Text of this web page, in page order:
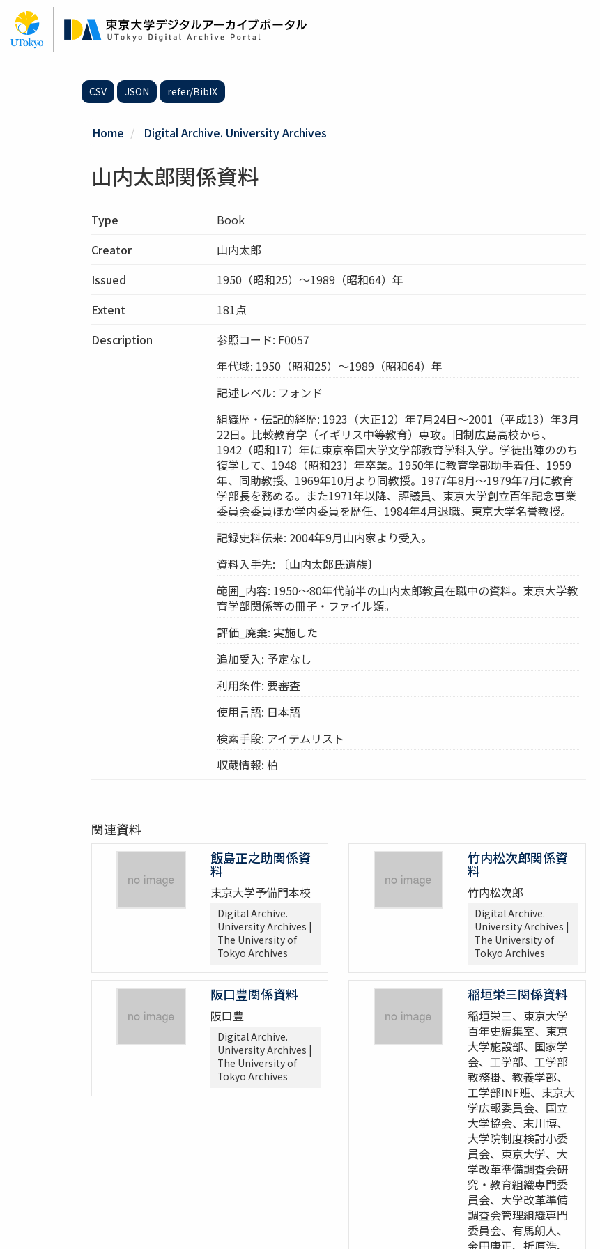
Skip
main
content
CSV JSON refer/BibIX
Home Digital Archive. University Archives
山内太郎関係資料
Type
Book
Creator
山内太郎
Issued
1950（昭和25）～1989（昭和64）年
Extent
181点
Description
参照コード: F0057
年代域: 1950（昭和25）～1989（昭和64）年
記述レベル: フォンド
組織歴・伝記的経歴: 1923（大正12）年7月24日～2001（平成13）年3月
22日。比較教育学（イギリス中等教育）専攻。旧制広島高校から、
1942（昭和17）年に東京帝国大学文学部教育学科入学。学徒出陣ののち
復学して、1948（昭和23）年卒業。1950年に教育学部助手着任、1959
年、同助教授、1969年10月より同教授。1977年8月～1979年7月に教育
学部長を務める。また1971年以降、評議員、東京大学創立百年記念事業
委員会委員ほか学内委員を歴任、1984年4月退職。東京大学名誉教授。
記録史料伝来: 2004年9月山内家より受入。
資料入手先: 〔山内太郎氏遺族〕
範囲_内容: 1950～80年代前半の山内太郎教員在職中の資料。東京大学教
育学部関係等の冊子・ファイル類。
評価_廃棄: 実施した
追加受入: 予定なし
利用条件: 要審査
使用言語: 日本語
検索手段: アイテムリスト
収蔵情報: 柏
関連資料
飯島正之助関係資
料
東京大学予備門本校
Digital Archive.
University Archives |
The University of
Tokyo Archives
竹内松次郎関係資
料
竹内松次郎
Digital Archive.
University Archives |
The University of
Tokyo Archives
阪口豊関係資料
阪口豊
Digital Archive.
University Archives |
The University of
Tokyo Archives
稲垣栄三関係資料
稲垣栄三、東京大学
百年史編集室、東京
大学施設部、国家学
会、工学部、工学部
教務掛、教養学部、
工学部INF班、東京大
学広報委員会、国立
大学協会、末川博、
大学院制度検討小委
員会、東京大学、大
学改革準備調査会研
究・教育組織専門委
員会、大学改革準備
調査会管理組織専門
委員会、有馬朗人、
金田康正、折原浩、